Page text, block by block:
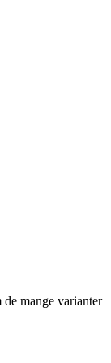
mange varianter